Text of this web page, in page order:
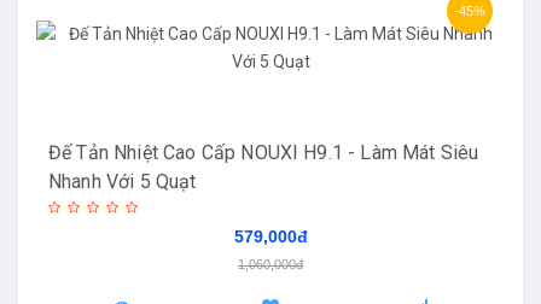
-45%
Đế Tản Nhiệt Cao Cấp NOUXI H9.1 - Làm Mát Siêu
Nhanh Với 5 Quạt
579,000đ
1,060,000đ